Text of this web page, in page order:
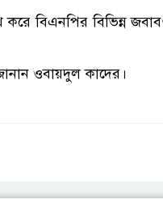
বিএনপির বিভিন্ন
ওবায়দুল কাদের।